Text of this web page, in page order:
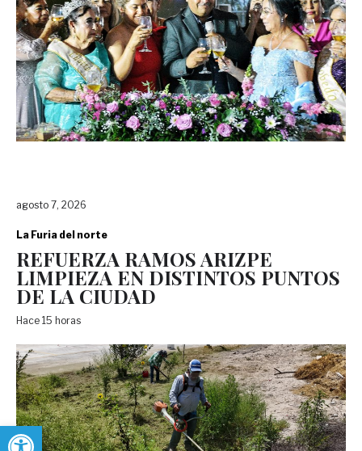
Abrir barra de herramientas
agosto 7, 2026
La Furia del norte
REFUERZA RAMOS ARIZPE
LIMPIEZA EN DISTINTOS PUNTOS
DE LA CIUDAD
Hace 15 horas